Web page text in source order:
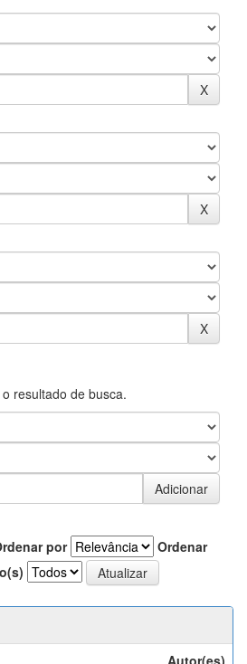
resultado de busca.
por
Ordenar
Autor(es)